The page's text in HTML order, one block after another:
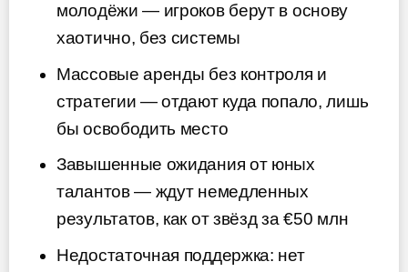
молодёжи — игроков берут в основу
хаотично, без системы
Массовые аренды без контроля и
стратегии — отдают куда попало, лишь
бы освободить место
Завышенные ожидания от юных
талантов — ждут немедленных
результатов, как от звёзд за €50 млн
Недостаточная поддержка: нет